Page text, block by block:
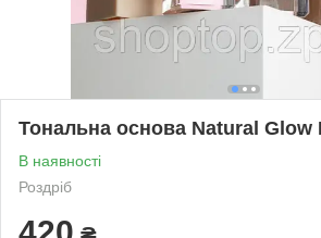
Тональна основа Natural Glow
В наявності
Роздріб